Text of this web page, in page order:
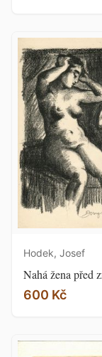
Hodek, Josef
Nahá žena před
600 Kč